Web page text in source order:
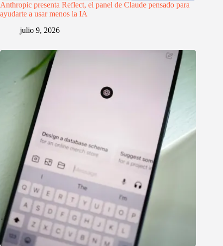
Anthropic presenta Reflect, el panel de Claude pensado para
ayudarte a usar menos la IA
julio 9, 2026